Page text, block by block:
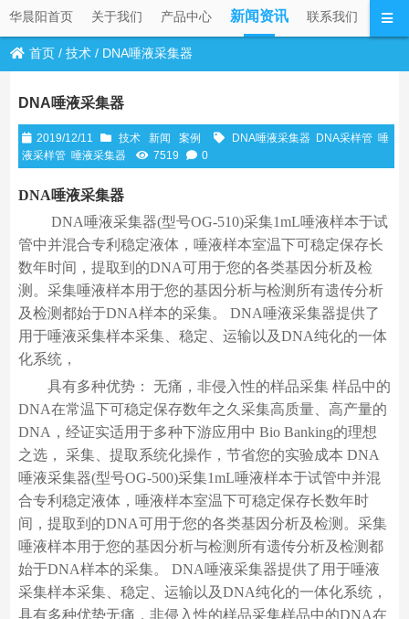
华晨阳首页 关于我们 产品中心 新闻资讯 联系我们
首页 /技术 / DNA唾液采集器
DNA唾液采集器
2019/12/11 技术 新闻 案例 DNA唾液采集器 DNA采样管 唾
液采样管 唾液采集器 7519 0
DNA唾液采集器
DNA唾液采集器(型号OG-510)采集1mL唾液样本于试
管中并混合专利稳定液体，唾液样本室温下可稳定保存长
数年时间，提取到的DNA可用于您的各类基因分析及检
测。采集唾液样本用于您的基因分析与检测所有遗传分析
及检测都始于DNA样本的采集。 DNA唾液采集器提供了
用于唾液采集样本采集、稳定、运输以及DNA纯化的一体
化系统，
具有多种优势： 无痛，非侵入性的样品采集 样品中的
DNA在常温下可稳定保存数年之久采集高质量、高产量的
DNA，经证实适用于多种下游应用中 Bio Banking的理想
之选， 采集、提取系统化操作，节省您的实验成本 DNA
唾液采集器(型号OG-500)采集1mL唾液样本于试管中并混
合专利稳定液体，唾液样本室温下可稳定保存长数年时
间，提取到的DNA可用于您的各类基因分析及检测。采集
唾液样本用于您的基因分析与检测所有遗传分析及检测都
始于DNA样本的采集。 DNA唾液采集器提供了用于唾液
采集样本采集、稳定、运输以及DNA纯化的一体化系统，
具有多种优势无痛，非侵入性的样品采集样品中的DNA在